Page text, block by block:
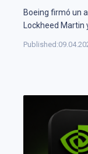
Boeing firmó un
Lockheed Martin
Published: